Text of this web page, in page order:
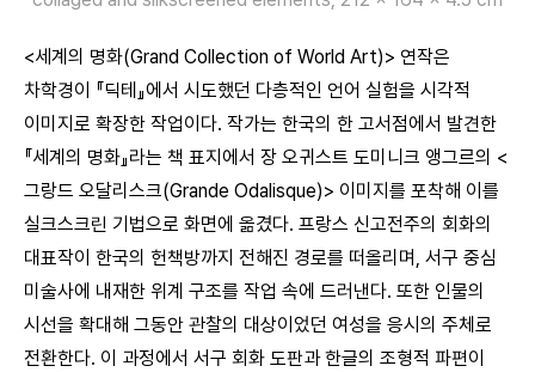
<세계의 명화(Grand Collection of World Art)> 연작은
차학경이 『딕테』에서 시도했던 다층적인 언어 실험을 시각적
이미지로 확장한 작업이다. 작가는 한국의 한 고서점에서 발견한
『세계의 명화』라는 책 표지에서 장 오귀스트 도미니크 앵그르의 <
그랑드 오달리스크(Grande Odalisque)> 이미지를 포착해 이를
실크스크린 기법으로 화면에 옮겼다. 프랑스 신고전주의 회화의
대표작이 한국의 헌책방까지 전해진 경로를 떠올리며, 서구 중심
미술사에 내재한 위계 구조를 작업 속에 드러낸다. 또한 인물의
시선을 확대해 그동안 관찰의 대상이었던 여성을 응시의 주체로
전환한다. 이 과정에서 서구 회화 도판과 한글의 조형적 파편이